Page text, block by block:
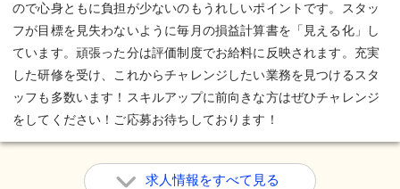
ので心身ともに負担が少ないのもうれしいポイントです。スタッ
フが目標を見失わないように毎月の損益計算書を「見える化」し
ています。頑張った分は評価制度でお給料に反映されます。充実
した研修を受け、これからチャレンジしたい業務を見つけるスタ
ッフも多数います！スキルアップに前向きな方はぜひチャレンジ
をしてください！ご応募お待ちしております！
求人情報をすべて見る